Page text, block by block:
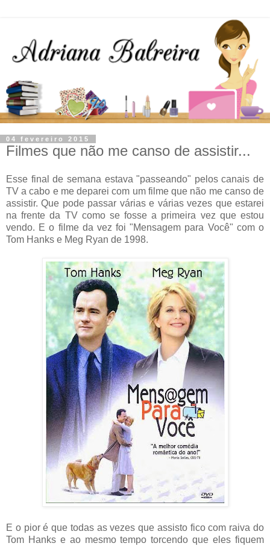
04 fevereiro 2015
Filmes que não me canso de assistir...
Esse final de semana estava "passeando" pelos canais de
TV a cabo e me deparei com um filme que não me canso de
assistir. Que pode passar várias e várias vezes que estarei
na frente da TV como se fosse a primeira vez que estou
vendo. E o filme da vez foi "Mensagem para Você" com o
Tom Hanks e Meg Ryan de 1998.
E o pior é que todas as vezes que assisto fico com raiva do
Tom Hanks e ao mesmo tempo torcendo que eles fiquem